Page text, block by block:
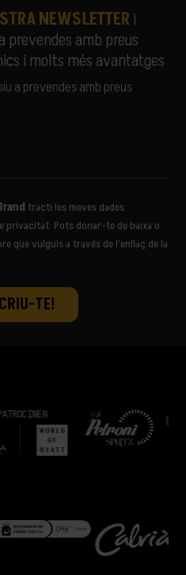
NEWSLETTERi
prevendes amb preus
i molts més avantatges
a prevendes amb preus
tracti les meves dades
privacitat. Pots donar-te de baixa o
que vulguis a través de l’enllaç de la